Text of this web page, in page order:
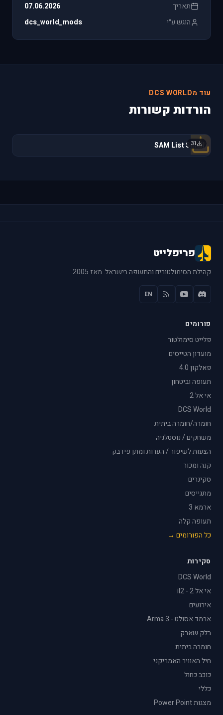
תאריך
07.06.2026
הוגש ע״י
dcs_world_mods
עוד מDCS WORLD
הורדות קשורות
31
SAM List Small
פריפלייט
קהילת הסימולטורים והתעופה בישראל. מאז 2005.
EN
פורומים
פלייט סימולטור
מועדון הטייסים
פאלקון 4.0
תעופה וביטחון
אי אל 2
DCS World
חומרה/חומרה ביתית
משחקים / נוסטלגיה
הצעות לשיפור / הערות ומתן פידבק
קנה ומכור
סקינרים
מתגייסים
ארמא 3
תעופה קלה
כל הפורומים →
סקירות
DCS World
אי אל 2 - il2
אירועים
ארמד אסולט - Arma 3
בלק שארק
חומרה ביתית
חיל האוויר האמריקני
כוכב כחול
כללי
מצגות Power Point